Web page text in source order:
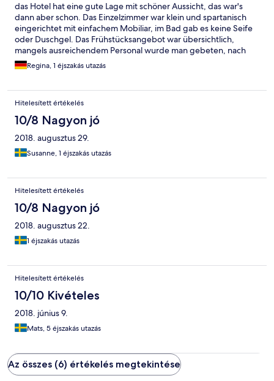
das Hotel hat eine gute Lage mit schöner Aussicht, das war's
dann aber schon. Das Einzelzimmer war klein und spartanisch
eingerichtet mit einfachem Mobiliar, im Bad gab es keine Seife
oder Duschgel. Das Frühstücksangebot war übersichtlich,
mangels ausreichendem Personal wurde man gebeten, nach
dem Frühstück die Teller etc. auf einem Tablett in einen
Tablettwagen stellen. Wie in einer Studentenmensa!
Regina, 1 éjszakás utazás
Hitelesített értékelés
10/8 Nagyon jó
2018. augusztus 29.
Susanne, 1 éjszakás utazás
Hitelesített értékelés
10/8 Nagyon jó
2018. augusztus 22.
1 éjszakás utazás
Hitelesített értékelés
10/10 Kivételes
2018. június 9.
Mats, 5 éjszakás utazás
Az összes (6) értékelés megtekintése